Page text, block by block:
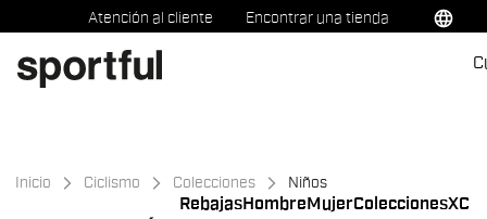
al
contenido
a
navegación
Atención al cliente Encontrar una tienda language
RebajasHombre MujerColeccionesXC
Inicio Ciclismo Colecciones Niños